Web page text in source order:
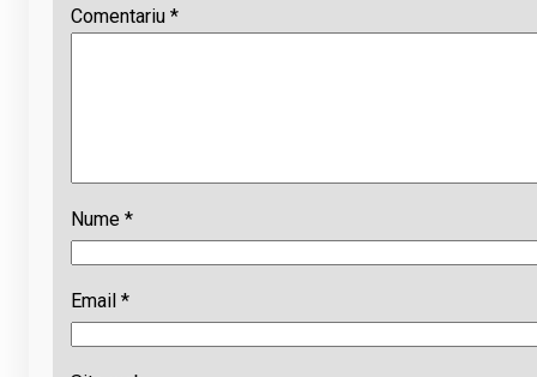
Comentariu *
Nume *
Email *